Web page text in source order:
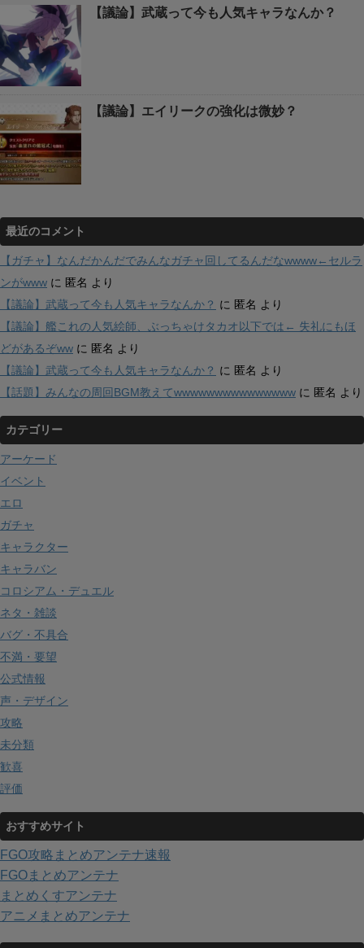
【議論】武蔵って今も人気キャラなんか？
【議論】エイリークの強化は微妙？
最近のコメント
【ガチャ】なんだかんだでみんなガチャ回してるんだなwwww←セルラ
ンがwww に 匿名 より
【議論】武蔵って今も人気キャラなんか？ に 匿名 より
【議論】艦これの人気絵師、ぶっちゃけタカオ以下では← 失礼にもほ
どがあるぞww に 匿名 より
【議論】武蔵って今も人気キャラなんか？ に 匿名 より
【話題】みんなの周回BGM教えてwwwwwwwwwwwwwww に 匿名 より
カテゴリー
アーケード
イベント
エロ
ガチャ
キャラクター
キャラバン
コロシアム・デュエル
ネタ・雑談
バグ・不具合
不満・要望
公式情報
声・デザイン
攻略
未分類
歓喜
評価
おすすめサイト
FGO攻略まとめアンテナ速報
FGOまとめアンテナ
まとめくすアンテナ
アニメまとめアンテナ